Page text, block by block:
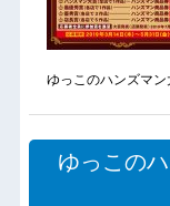
ゆっこのハンズマン
ゆっこの